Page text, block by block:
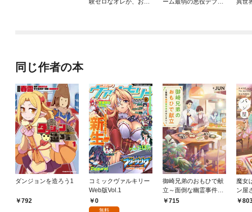
験ゼロなオレが、お付
ーム最弱の悪役デブに
異世
同じ作者の本
ダンジョンを造ろう1
792
コミックヴァルキリー
Web版Vol.1
0
無料
御崎兄弟のおもひで献
立～面倒な幽霊事件簿
のはじまり～
715
魔女
ン屋
ニカ